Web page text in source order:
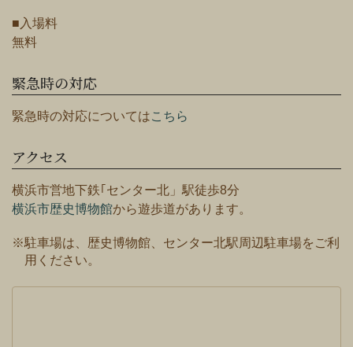
■入場料
無料
緊急時の対応
緊急時の対応についてはこちら
アクセス
横浜市営地下鉄｢センター北」駅徒歩8分
横浜市歴史博物館から遊歩道があります。
※駐車場は、歴史博物館、センター北駅周辺駐車場をご利
用ください。